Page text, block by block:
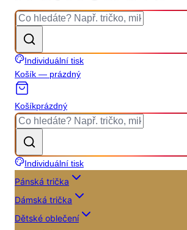
Individuální tisk
Košík — prázdný
Košíkprázdný
Individuální tisk
Pánská trička
Dámská trička
Dětské oblečení